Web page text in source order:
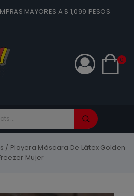
MAYORES A $ 1,099 PESOS
0
/ Playera Máscara De Látex Golden
Mujer